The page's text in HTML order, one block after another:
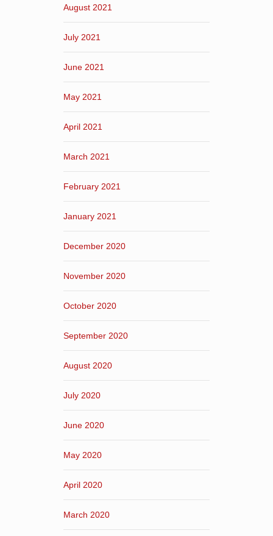
August 2021
July 2021
June 2021
May 2021
April 2021
March 2021
February 2021
January 2021
December 2020
November 2020
October 2020
September 2020
August 2020
July 2020
June 2020
May 2020
April 2020
March 2020